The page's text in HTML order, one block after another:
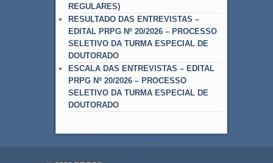
REGULARES)
RESULTADO DAS ENTREVISTAS –
EDITAL PRPG Nº 20/2026 – PROCESSO
SELETIVO DA TURMA ESPECIAL DE
DOUTORADO
ESCALA DAS ENTREVISTAS – EDITAL
PRPG Nº 20/2026 – PROCESSO
SELETIVO DA TURMA ESPECIAL DE
DOUTORADO